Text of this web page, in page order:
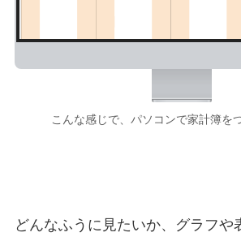
こんな感じで、パソコンで家計簿を
どんなふうに見たいか、グラフや